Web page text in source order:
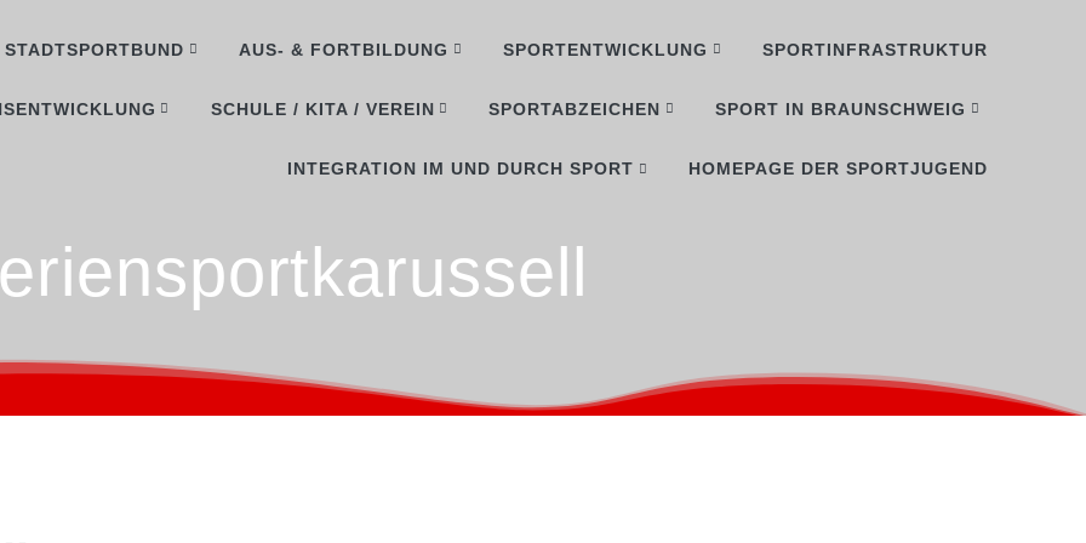
STADTSPORTBUND AUS- & FORTBILDUNG SPORTENTWICKLUNG SPORTINFRASTRUKTUR
SCHULE / KITA / VEREIN SPORTABZEICHEN SPORT IN BRAUNSCHWEIG
INTEGRATION IM UND DURCH SPORT HOMEPAGE DER SPORTJUGEND